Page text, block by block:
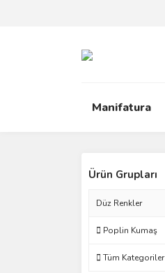
Manifatura
Ürün Grupları
Düz Renkler
Poplin Kumaş
Tüm Kategoriler